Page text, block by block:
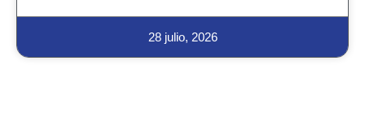
28 julio, 2026